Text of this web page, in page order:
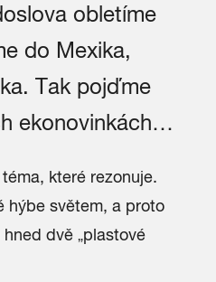
obletíme
do Mexika,
Tak pojďme
ekonovinkách…
které rezonuje.
hýbe světem, a proto
dvě „plastové